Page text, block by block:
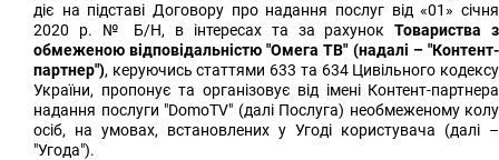
діє на підставі Договору про надання послуг від «01» січня
2020 р. № Б/Н, в інтересах та за рахунокТовариства з
обмеженою відповідальністю "Омега ТВ" (надалі – "Контент-
партнер"), керуючись статтями 633 та 634 Цивільного кодексу
України, пропонує та організовує від імені Контент-партнера
надання послуги "DomoTV" (далі Послуга) необмеженому колу
осіб, на умовах, встановлених у Угоді користувача (далі –
"Угода").